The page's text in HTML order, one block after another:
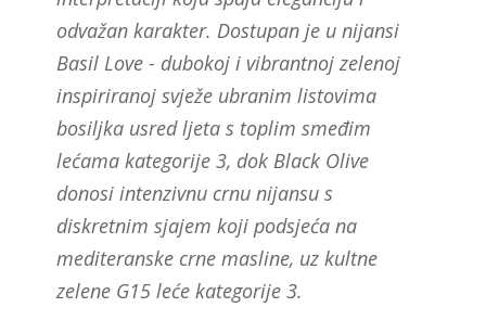
odvažan karakter. Dostupan je u nijansi
Basil Love - dubokoj i vibrantnoj zelenoj
inspiriranoj svježe ubranim listovima
bosiljka usred ljeta s toplim smeđim
lećama kategorije 3, dok Black Olive
donosi intenzivnu crnu nijansu s
diskretnim sjajem koji podsjeća na
mediteranske crne masline, uz kultne
zelene G15 leće kategorije 3.